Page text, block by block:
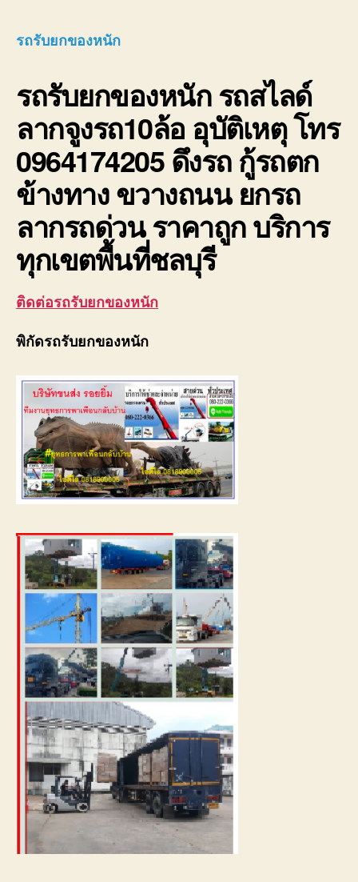
ติด
เครน
รถรับยกของหนัก
รถรับยกของหนักรถสไลด์
ลากจูงรถ10ล้อ อุบัติเหตุ โทร
0964174205 ดึงรถ กู้รถตก
ข้างทาง ขวางถนน ยกรถ
ลากรถด่วน ราคาถูก บริการ
ทุกเขตพื้นที่ชลบุรี
ติดต่อรถรับยกของหนัก
พิกัดรถรับยกของหนัก